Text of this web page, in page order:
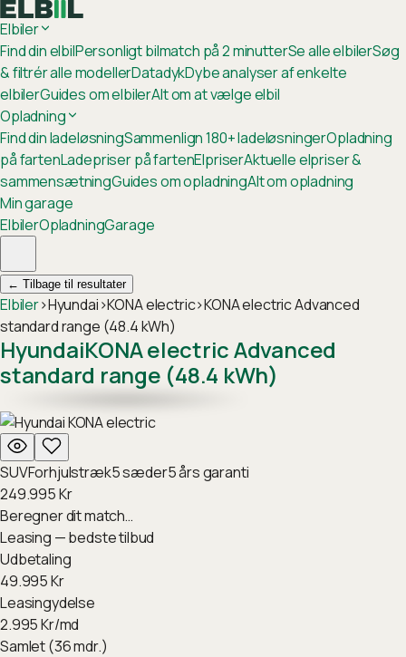
Elbiler
Find din elbilPersonligt bilmatch på 2 minutterSe alle elbilerSøg
& filtrér alle modellerDatadykDybe analyser af enkelte
elbilerGuides om elbilerAlt om at vælge elbil
Opladning
Find din ladeløsningSammenlign 180+ ladeløsningerOpladning
på fartenLadepriser på fartenElpriserAktuelle elpriser &
sammensætningGuides om opladningAlt om opladning
Min garage
ElbilerOpladningGarage
← Tilbage til resultater
Elbiler›Hyundai›KONA electric›KONA electric Advanced
standard range (48.4 kWh)
HyundaiKONA electric Advanced
standard range (48.4 kWh)
SUVForhjulstræk5sæder5års garanti
249.995Kr
Beregner dit match…
Leasing — bedste tilbud
Udbetaling
49.995Kr
Leasingydelse
2.995Kr/md
Samlet (36 mdr.)